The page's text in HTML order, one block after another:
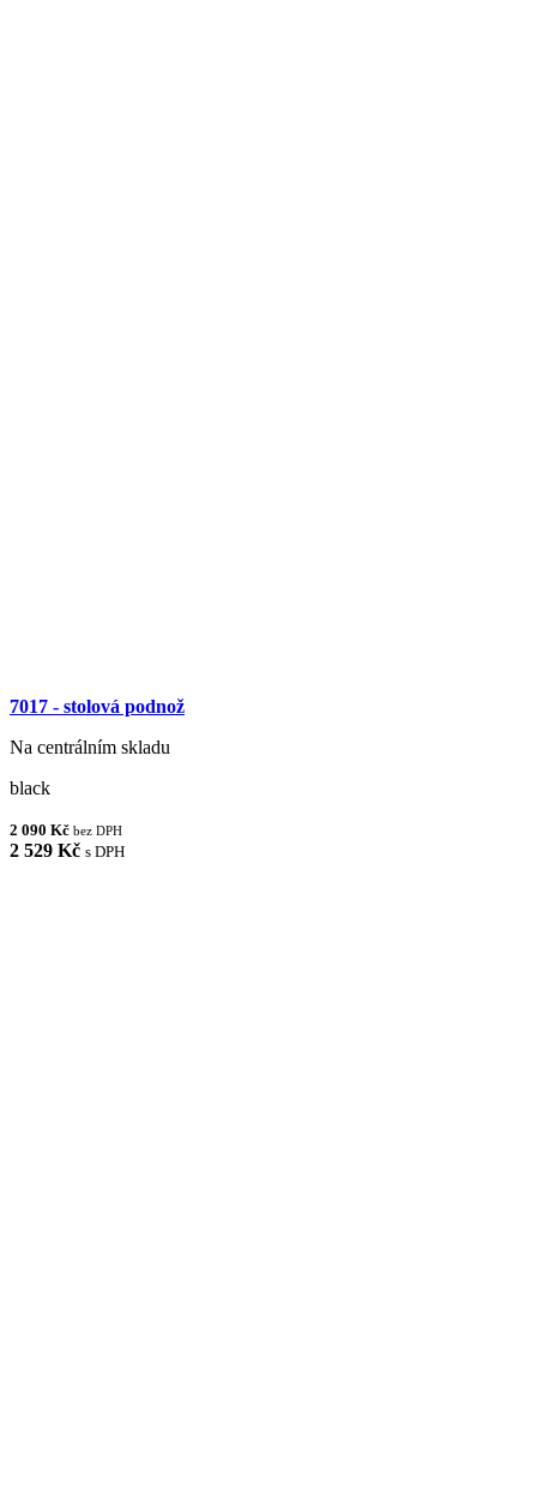
7017 - stolová podnož
Na centrálním skladu
black
2 090 Kč bez DPH
2 529 Kč s DPH